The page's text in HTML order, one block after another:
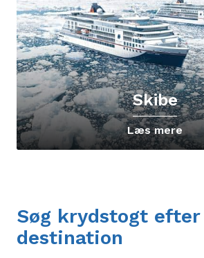
Skibe
Læs mere
Søg krydstogt efter
destination